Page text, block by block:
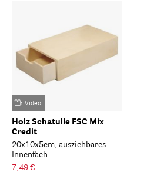
Video
Holz Schatulle FSC Mix
Credit
20x10x5cm, ausziehbares
Innenfach
7,49 €